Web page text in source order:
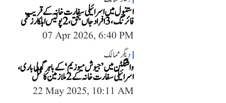
استنبول میں اسرائیلی سفارت خانہ کے قریب
فائرنگ، 3 افراد جاں بحق، 2 پولیس اہلکار زخمی
07 Apr 2026, 6:40 PM
دیگر ممالک
واشنگٹن میں ’جیوش میوزیم‘ کے باہر گولی باری،
اسرائیلی سفارت خانہ کے 2 ملازمین کا قتل
22 May 2025, 10:11 AM